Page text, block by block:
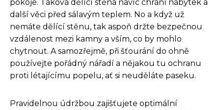
pokoje. Taková dělící stěna navíc chrání nábytek a
další věci před sálavým teplem. No a když už
nemáte dělící stěnu, tak aspoň držte bezpečnou
vzdálenost mezi kamny a vším, co by mohlo
chytnout. A samozřejmě, při šťourání do ohně
používejte pořádný nářadí a nějakou tu ochranu
proti létajícímu popelu, ať si neuděláte paseku.
Pravidelnou údržbou zajišťujete optimální